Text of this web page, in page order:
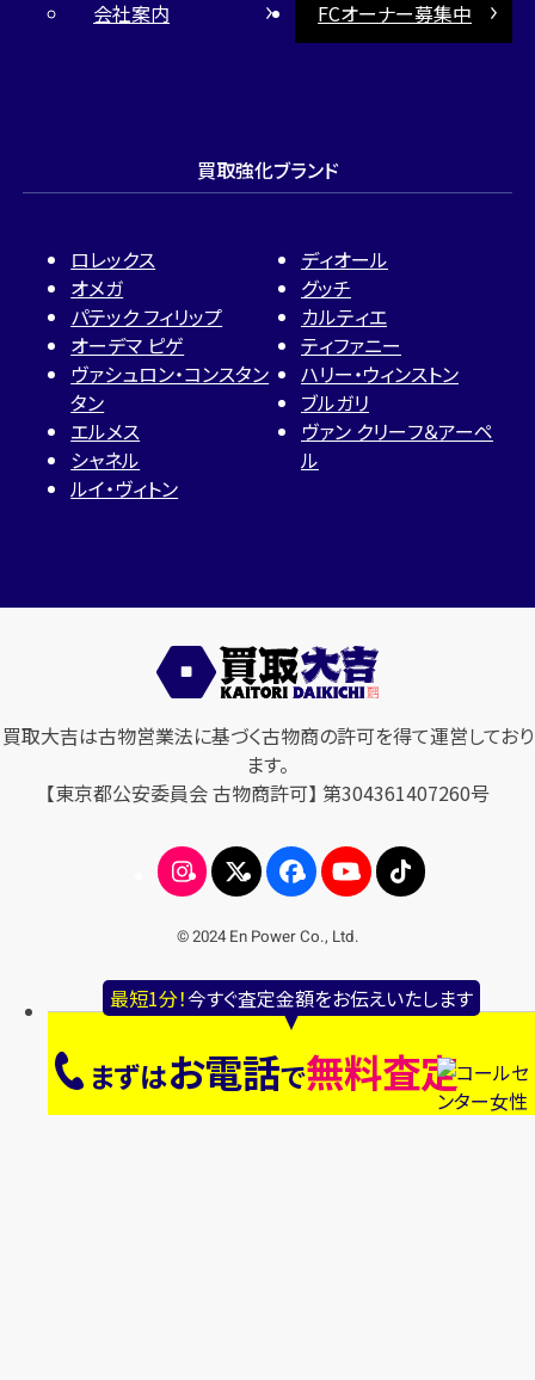
最短1分！今すぐ査定金額をお伝えいたします
まずはお電話で無料査定
会社案内 FCオーナー募集中
買取強化ブランド
ロレックス
オメガ
パテック フィリップ
オーデマ ピゲ
ヴァシュロン・コンスタン
タン
エルメス
シャネル
ルイ・ヴィトン
ディオール
グッチ
カルティエ
ティファニー
ハリー・ウィンストン
ブルガリ
ヴァン クリーフ＆アーペ
ル
買取大吉は古物営業法に基づく古物商の許可を得て運営しており
ます。
【東京都公安委員会 古物商許可】 第304361407260号
© 2024 En Power Co., Ltd.